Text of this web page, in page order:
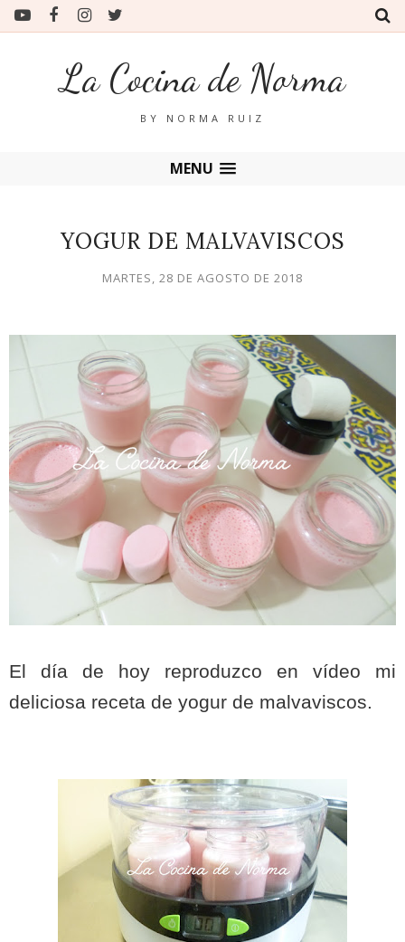
La Cocina de Norma
BY NORMA RUIZ
MENU
YOGUR DE MALVAVISCOS
MARTES, 28 DE AGOSTO DE 2018
El día de hoy reproduzco en vídeo mi
deliciosa receta de yogur de malvaviscos.